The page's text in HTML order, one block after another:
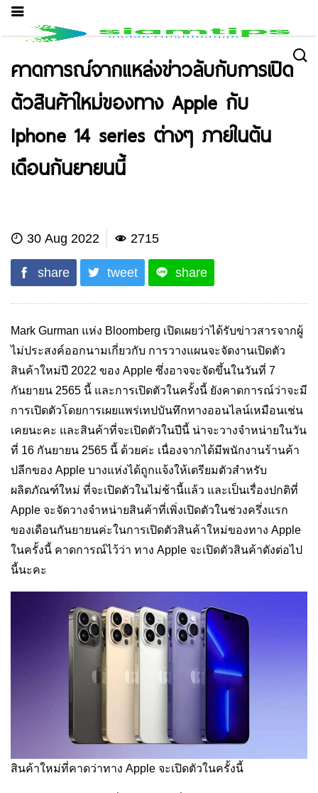
คาดการณ์จากแหล่งข่าวลับกับการเปิด
ตัวสินค้าใหม่ของทาง Apple กับ
Iphone 14 series ต่างๆ ภายในต้น
เดือนกันยายนนี้
30 Aug 2022 2715
share tweet share
Mark Gurman แห่ง Bloomberg เปิดเผยว่าได้รับข่าวสารจากผู้
ไม่ประสงค์ออกนามเกี่ยวกับ การวางแผนจะจัดงานเปิดตัว
สินค้าใหม่ปี 2022 ของ Apple ซึ่งอาจจะจัดขึ้นในวันที่ 7
กันยายน 2565 นี้ และการเปิดตัวในครั้งนี้ ยังคาดการณ์ว่าจะมี
การเปิดตัวโดยการเผยแพร่เทปบันทึกทางออนไลน์เหมือนเช่น
เคยนะคะ และสินค้าที่จะเปิดตัวในปีนี้ น่าจะวางจำหน่ายในวัน
ที่ 16 กันยายน 2565 นี้ ด้วยค่ะ เนื่องจากได้มีพนักงานร้านค้า
ปลีกของ Apple บางแห่งได้ถูกแจ้งให้เตรียมตัวสำหรับ
ผลิตภัณฑ์ใหม่ ที่จะเปิดตัวในไม่ช้านี้แล้ว และเป็นเรื่องปกติที่
Apple จะจัดวางจำหน่ายสินค้าที่เพิ่งเปิดตัวในช่วงครึ่งแรก
ของเดือนกันยายนค่ะในการเปิดตัวสินค้าใหม่ของทาง Apple
ในครั้งนี้ คาดการณ์ไว้ว่า ทาง Apple จะเปิดตัวสินค้าดังต่อไป
นี้นะคะ
สินค้าใหม่ที่คาดว่าทาง Apple จะเปิดตัวในครั้งนี้